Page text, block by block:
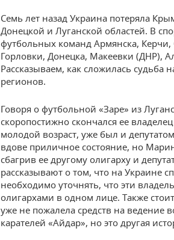
Семь лет назад Украина потеряла
Донецкой и Луганской областей. В
футбольных команд Армянска,
Горловки, Донецка, Макеевки (ДНР),
Рассказываем, как сложилась судьба
регионов.
Говоря о футбольной «Заре» из
скоропостижно скончался ее
молодой возраст, уже был и
вдове приличное состояние, но
сбагрив ее другому олигарху и
рассказывают о том, что на Украине
необходимо уточнять, что эти
олигархами в одном лице. Также
уже не пожалела средств на ведение
карателей «Айдар», но это другая